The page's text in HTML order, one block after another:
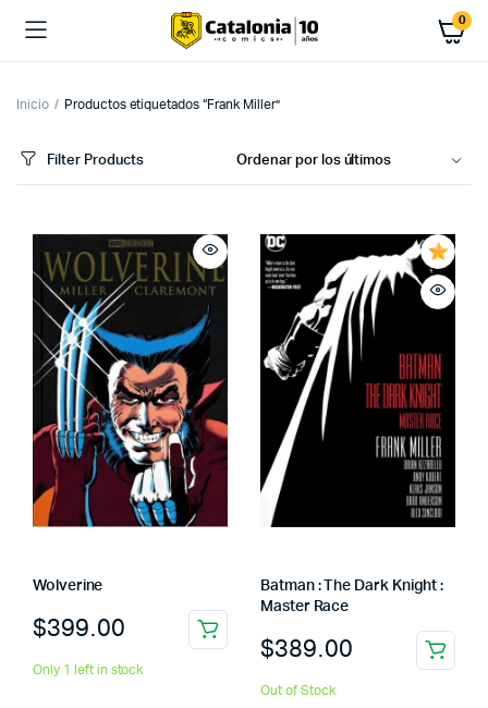
0
Inicio Productos etiquetados “Frank Miller”
Filter Products
Wolverine
$399.00
Only 1 left in stock
Batman : The Dark Knight :
Master Race
$389.00
Out of Stock